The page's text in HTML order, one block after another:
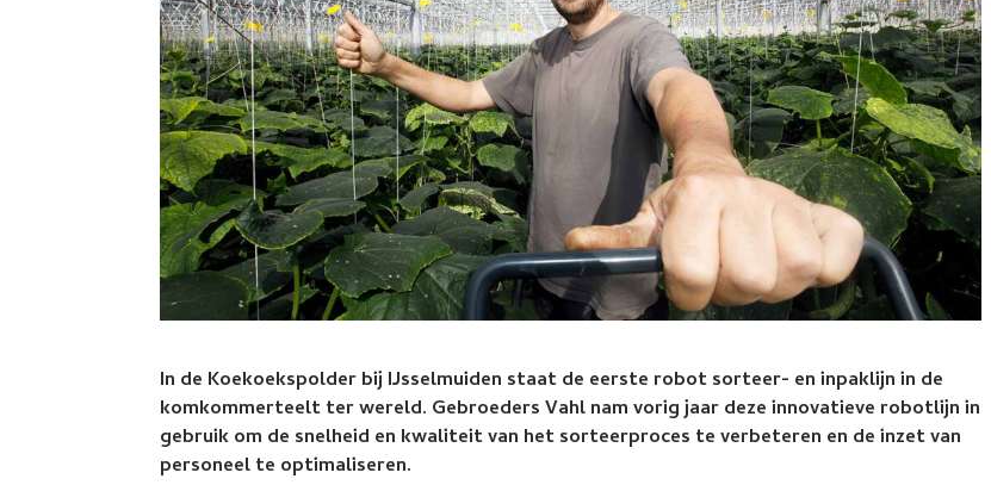
In de Koekoekspolder bij IJsselmuiden staat de eerste robot sorteer- en inpaklijn in de
komkommerteelt ter wereld. Gebroeders Vahl nam vorig jaar deze innovatieve robotlijn in
gebruik om de snelheid en kwaliteit van het sorteerproces te verbeteren en de inzet van
personeel te optimaliseren.